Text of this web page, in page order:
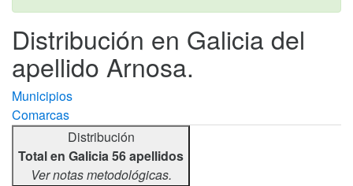
Distribución en Galicia del
apellido Arnosa.
Municipios
Comarcas
Distribución
Total en Galicia 56 apellidos
Ver notas metodológicas.